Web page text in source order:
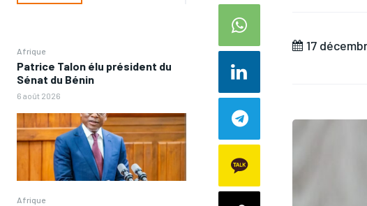
Afrique
Patrice Talon élu président du
Sénat du Bénin
6 août 2026
Afrique
17